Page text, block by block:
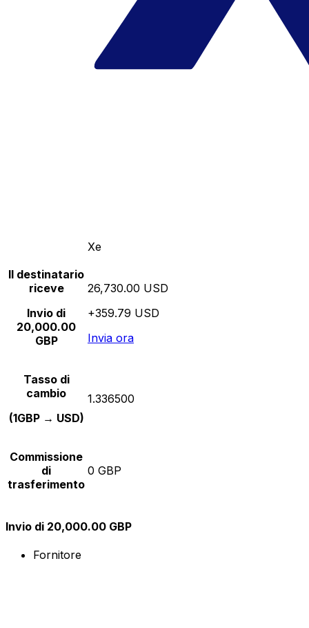
Xe
Il destinatario
riceve
Invio di
20,000.00
GBP
26,730.00 USD
+359.79 USD
Invia ora
Tasso di
cambio
(1GBP → USD)
1.336500
Commissione
di
trasferimento
0 GBP
Invio di 20,000.00 GBP
Fornitore